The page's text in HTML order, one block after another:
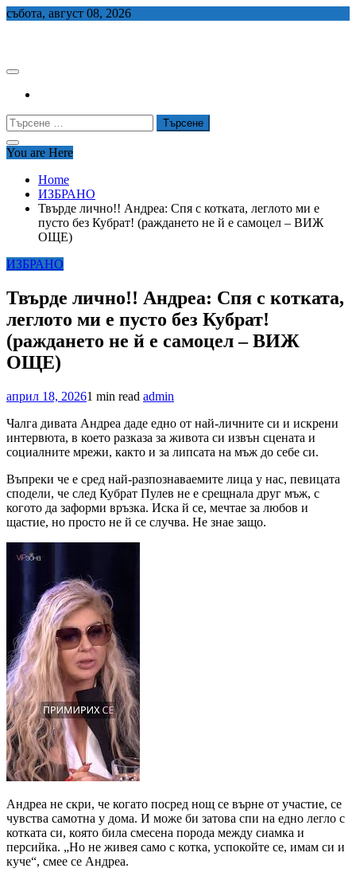
Skip
събота, август 08, 2026
Търсене
за:
You are Here
Home
ИЗБРАНО
Твърде лично!! Андреа: Спя с котката, леглото ми е
пусто без Кубрат! (раждането не й е самоцел – ВИЖ
ОЩЕ)
ИЗБРАНО
Твърде лично!! Андреа: Спя с котката,
леглото ми е пусто без Кубрат!
(раждането не й е самоцел – ВИЖ
ОЩЕ)
април 18, 20261 min read admin
Чалга дивата Андреа даде едно от най-личните си и искрени
интервюта, в което разказа за живота си извън сцената и
социалните мрежи, както и за липсата на мъж до себе си.
Въпреки че е сред най-разпознаваемите лица у нас, певицата
сподели, че след Кубрат Пулев не е срещнала друг мъж, с
когото да заформи връзка. Иска й се, мечтае за любов и
щастие, но просто не й се случва. Не знае защо.
Андреа не скри, че когато посред нощ се върне от участие, се
чувства самотна у дома. И може би затова спи на едно легло с
котката си, която била смесена порода между сиамка и
персийка. „Но не живея само с котка, успокойте се, имам си и
куче“, смее се Андреа.